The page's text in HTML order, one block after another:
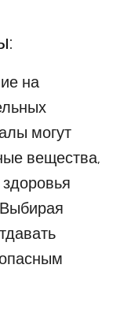
на
могут
вещества,